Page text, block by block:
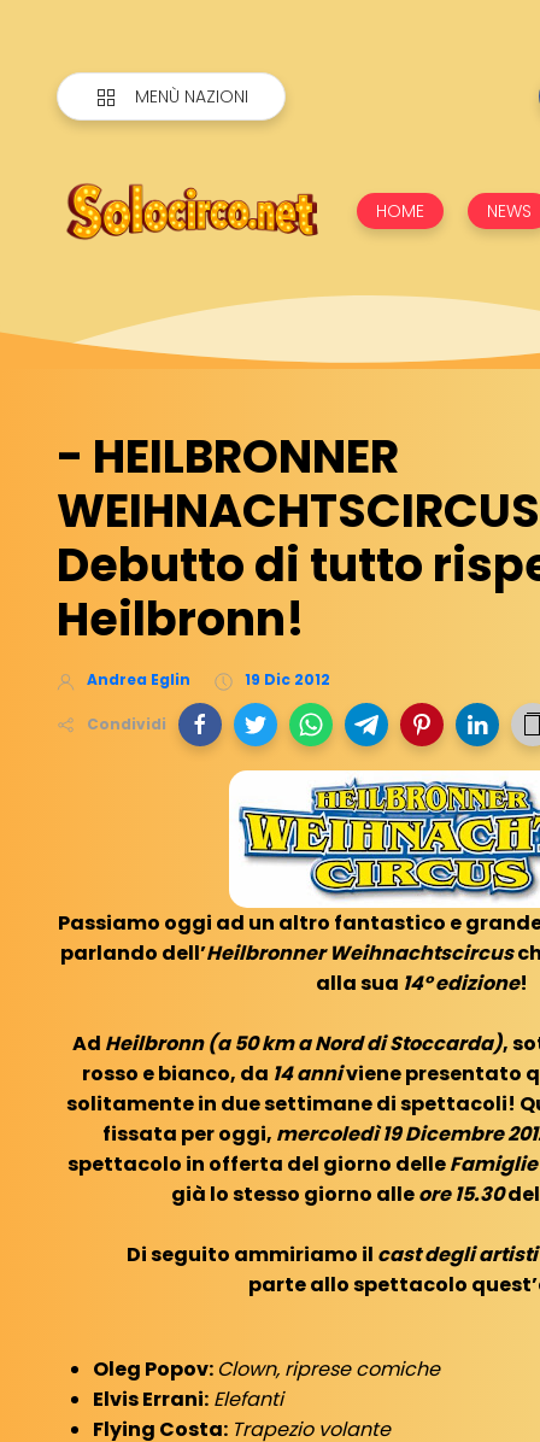
MENÙ NAZIONI
HOME NEWS
- HEILBRONNER
Debutto di tutto
Heilbronn!
Andrea Eglin 19 Dic 2012
Condividi
Passiamo oggi ad un altro fantastico e
parlando dell’Heilbronner Weihnachtscircus
alla sua 14° edizione!
Ad Heilbronn (a 50 km a Nord di Stoccarda),
rosso e bianco, da 14 anniviene presentato
solitamente in due settimane di spettacoli!
fissata per oggi, mercoledì 19 Dicembre
spettacolo in offerta del giorno delleFamiglie
già lo stesso giorno alleore 15.30
Di seguito ammiriamo il cast degli artisti
parte allo spettacolo
Oleg Popov: Clown, riprese comiche
Elvis Errani: Elefanti
Flying Costa: Trapezio volante